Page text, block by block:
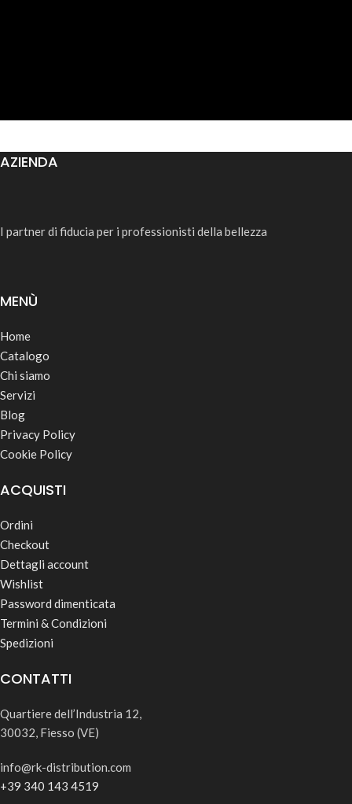
AZIENDA
I partner di fiducia per i professionisti della bellezza
MENÙ
Home
Catalogo
Chi siamo
Servizi
Blog
Privacy Policy
Cookie Policy
ACQUISTI
Ordini
Checkout
Dettagli account
Wishlist
Password dimenticata
Termini & Condizioni
Spedizioni
CONTATTI
Quartiere dell’Industria 12,
30032, Fiesso (VE)
info@rk-distribution.com
+39 340 143 4519